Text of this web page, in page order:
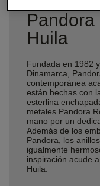
Pandora
Huila
Fundada en 1982
Dinamarca,
contemporánea
están hechas con
esterlina
metales Pandora
mano por un
Además de los
Pandora, los
igualmente
inspiración acude
Huila.